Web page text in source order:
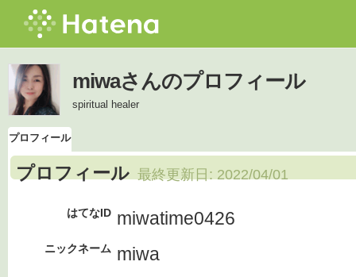
miwaさんのプロフィール
spiritual healer
プロフィール
プロフィール 最終更新日: 2022/04/01
はてなID miwatime0426
ニックネーム miwa